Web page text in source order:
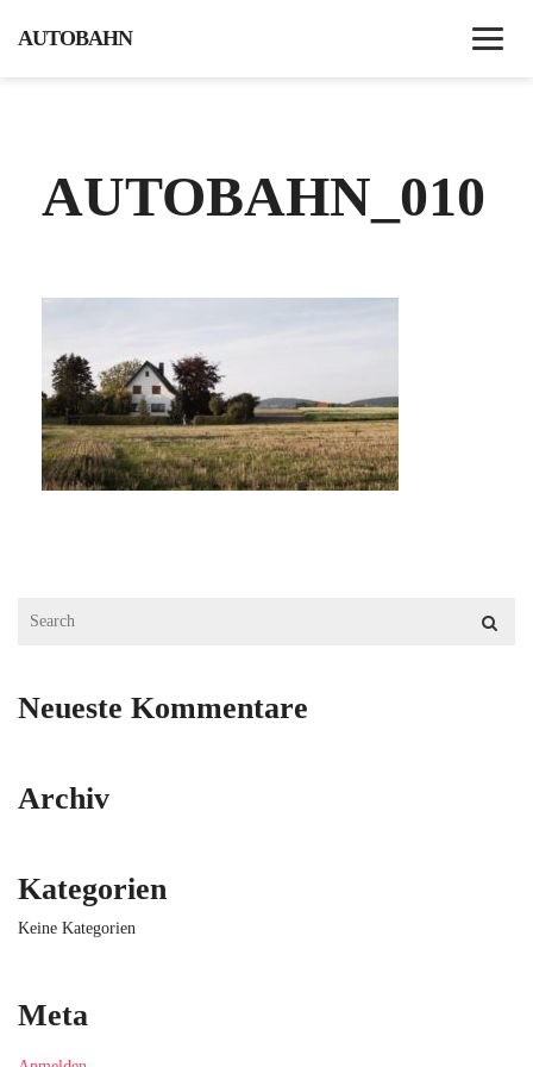
AUTOBAHN
AKTUELLES
TRAILER
SYNOPSIS
MEDIENECHO
SCREENINGS
AUTOBAHN_010
Neueste Kommentare
Archiv
Kategorien
Keine Kategorien
Meta